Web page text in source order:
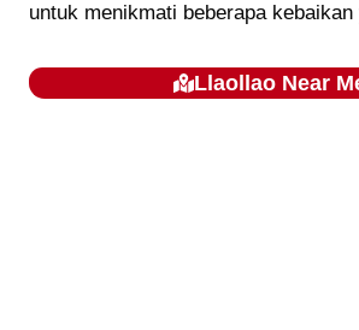
untuk menikmati beberapa
Llaollao Near